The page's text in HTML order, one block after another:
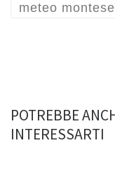
meteo montese
POTREBBE
INTERESSARTI